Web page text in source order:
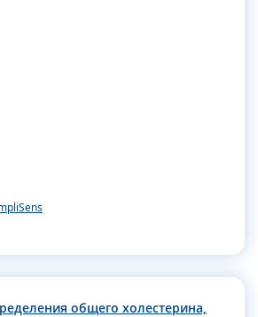
общего холестерина,